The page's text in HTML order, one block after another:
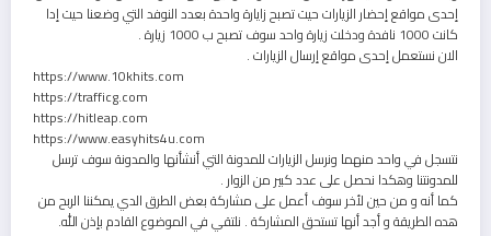
إحدى مواقع إحضار الزيارات حيت تصبح زايارة واحدة بعدد النوفد التي وضعنا حيت إدا
كانت 1000 نافدة ودخلت زيارة واحد سوف تصبح ب 1000 زيارة .
الان نستعمل إحدى مواقع إرسال الزيارات .
https://www.10khits.com
https://trafficg.com
https://hitleap.com
https://www.easyhits4u.com
نتسجل في واحد منهما ونرسل الزيارات للمدونة التي أنشأنها والمدونة سوف ترسل
للمدونتنا وهكدا نحصل على عدد كبير من الزوار .
كما أنه و من حين لأخر سوف أعمل على مشاركة بعض الطرق الدي يمكننا الربح من
هده الطريقة و أجد أنها تستحق المشاركة . نلتقي في الموضوع القادم بإذن الله.